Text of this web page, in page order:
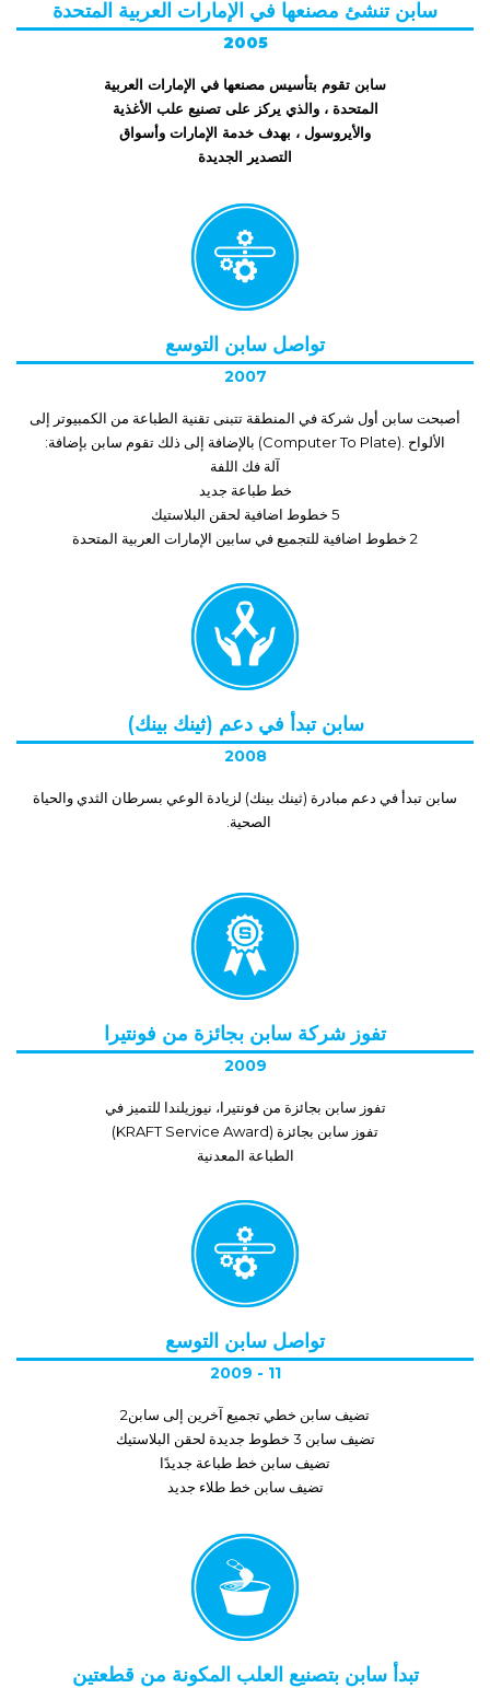
سابن تنشئ مصنعها في الإمارات العربية المتحدة
2005
سابن تقوم بتأسيس مصنعها في الإمارات العربية
المتحدة ، والذي يركز على تصنيع علب الأغذية
والأيروسول ، بهدف خدمة الإمارات وأسواق
التصدير الجديدة
تواصل سابن التوسع
2007
أصبحت سابن أول شركة في المنطقة تتبنى تقنية الطباعة من الكمبيوتر إلى
الألواح . (Computer To Plate)
بالإضافة إلى ذلك تقوم سابن بإضافة:
آلة فك اللفة
خط طباعة جديد
5 خطوط اضافية لحقن البلاستيك
2 خطوط اضافية للتجميع في سابين الإمارات العربية المتحدة
سابن تبدأ في دعم (ثينك بينك)
2008
سابن تبدأ في دعم مبادرة (ثينك بينك) لزيادة الوعي بسرطان الثدي والحياة
الصحية.
تفوز شركة سابن بجائزة من فونتيرا
2009
تفوز سابن بجائزة من فونتيرا، نيوزيلندا للتميز في
تفوز سابن بجائزة (KRAFT Service Award)
الطباعة المعدنية
تواصل سابن التوسع
2009 - 11
تضيف سابن خطي تجميع آخرين إلى سابن2
تضيف سابن 3 خطوط جديدة لحقن البلاستيك
تضيف سابن خط طباعة جديدًا
تضيف سابن خط طلاء جديد
تبدأ سابن بتصنيع العلب المكونة من قطعتين